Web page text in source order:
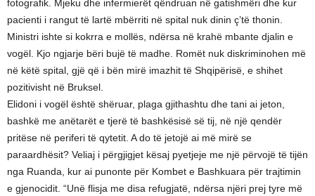
fotografik. Mjeku dhe infermierët qëndruan në gatishmëri dhe kur
pacienti i rangut të lartë mbërriti në spital nuk dinin ç’të thonin.
Ministri ishte si kokrra e mollës, ndërsa në krahë mbante djalin e
vogël. Kjo ngjarje bëri bujë të madhe. Romët nuk diskriminohen më
në këtë spital, gjë që i bën mirë imazhit të Shqipërisë, e shihet
pozitivisht në Bruksel.
Elidoni i vogël është shëruar, plaga gjithashtu dhe tani ai jeton,
bashkë me anëtarët e tjerë të bashkësisë së tij, në një qendër
pritëse në periferi të qytetit. A do të jetojë ai më mirë se
paraardhësit? Veliaj i përgjigjet kësaj pyetjeje me një përvojë të tijën
nga Ruanda, kur ai punonte për Kombet e Bashkuara për trajtimin
e gjenocidit. “Unë flisja me disa refugjatë, ndërsa njëri prej tyre më